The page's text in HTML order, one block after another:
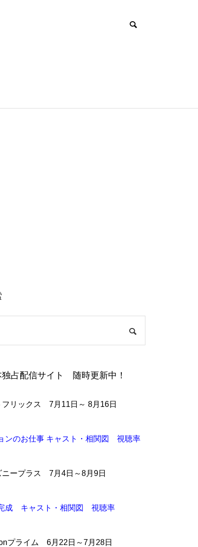
独占配信サイト 随時更新中！
フリックス 7月11日～ 8月16日
ンのお仕事 キャスト・相関図 視聴率
ニープラス 7月4日～8月9日
成 キャスト・相関図 視聴率
プライム 6月22日～7月28日